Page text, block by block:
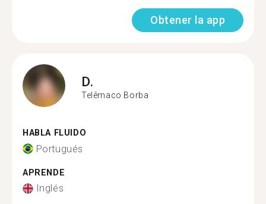
Obtener la app
D.
Telêmaco Borba
HABLA FLUIDO
Portugués
APRENDE
Inglés